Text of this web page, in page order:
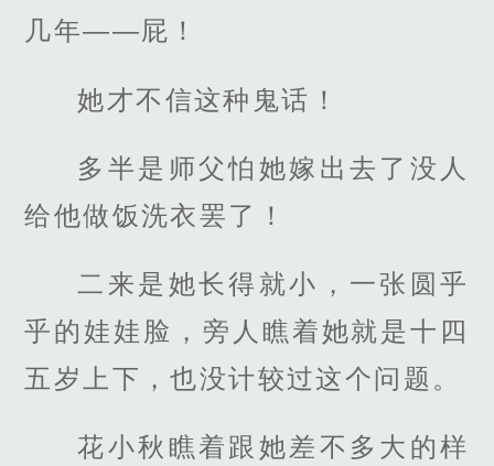
几年——屁！
她才不信这种鬼话！
多半是师父怕她嫁出去了没人
给他做饭洗衣罢了！
二来是她长得就小，一张圆乎
乎的娃娃脸，旁人瞧着她就是十四
五岁上下，也没计较过这个问题。
花小秋瞧着跟她差不多大的样